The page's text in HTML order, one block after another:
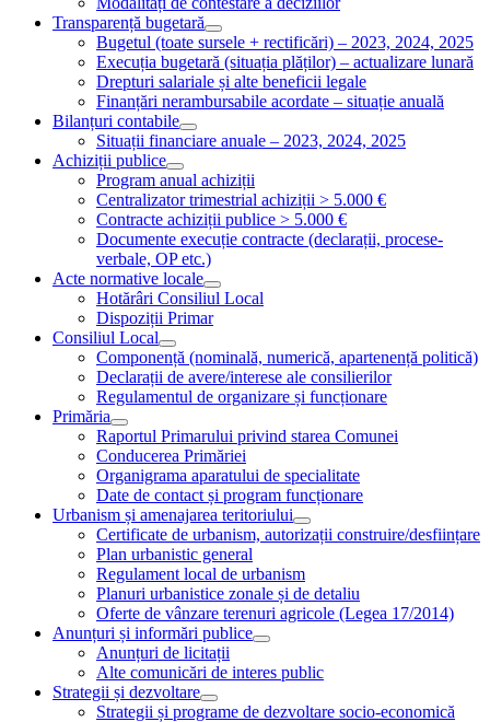
Transparență bugetară
Bugetul (toate sursele + rectificări) – 2023, 2024, 2025
Execuția bugetară (situația plăților) – actualizare lunară
Drepturi salariale și alte beneficii legale
Finanțări nerambursabile acordate – situație anuală
Bilanțuri contabile
Situații financiare anuale – 2023, 2024, 2025
Achiziții publice
Program anual achiziții
Centralizator trimestrial achiziții > 5.000 €
Contracte achiziții publice > 5.000 €
Documente execuție contracte (declarații, procese-
verbale, OP etc.)
Acte normative locale
Hotărâri Consiliul Local
Dispoziții Primar
Consiliul Local
Componență (nominală, numerică, apartenență politică)
Declarații de avere/interese ale consilierilor
Regulamentul de organizare și funcționare
Primăria
Raportul Primarului privind starea Comunei
Conducerea Primăriei
Organigrama aparatului de specialitate
Date de contact și program funcționare
Urbanism și amenajarea teritoriului
Certificate de urbanism, autorizații construire/desființare
Plan urbanistic general
Regulament local de urbanism
Planuri urbanistice zonale și de detaliu
Oferte de vânzare terenuri agricole (Legea 17/2014)
Anunțuri și informări publice
Anunțuri de licitații
Alte comunicări de interes public
Strategii și dezvoltare
Strategii și programe de dezvoltare socio-economică